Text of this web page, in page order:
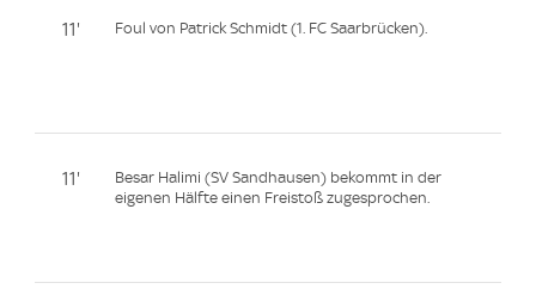
11' Foul von Patrick Schmidt (1. FC Saarbrücken).
11'
Besar Halimi (SV Sandhausen) bekommt in der
eigenen Hälfte einen Freistoß zugesprochen.